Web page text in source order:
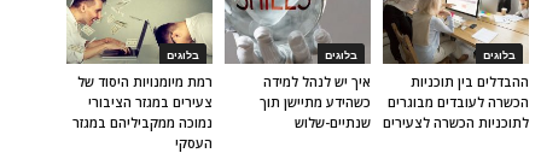
בלוגים
רמת מיומנויות היסוד של
צעירים במגזר הציבורי
נמוכה ממקביליהם במגזר
העסקי
בלוגים
איך יש לנהל למידה
כשהידע מתיישן תוך
שנתיים-שלוש
בלוגים
ההבדלים בין תוכניות
הכשרה לעובדים מבוגרים
לתוכניות הכשרה לצעירים